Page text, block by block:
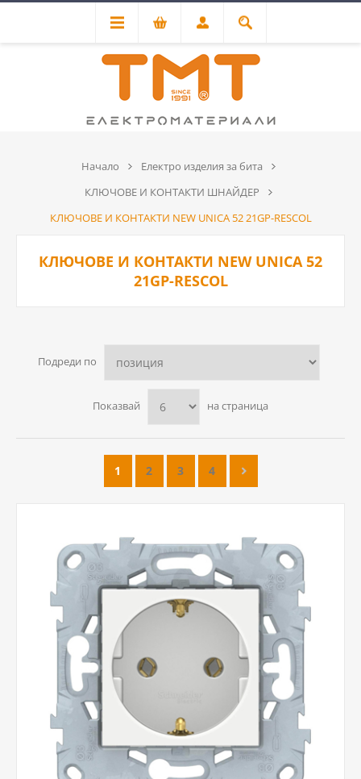
Начало
Електро изделия за бита
КЛЮЧОВЕ И КОНТАКТИ ШНАЙДЕР
КЛЮЧОВЕ И КОНТАКТИ NEW UNICA 52 21GP-RESCOL
КЛЮЧОВЕ И КОНТАКТИ NEW UNICA 52
21GP-RESCOL
Подреди по
Показвай на страница
1 2 3 4